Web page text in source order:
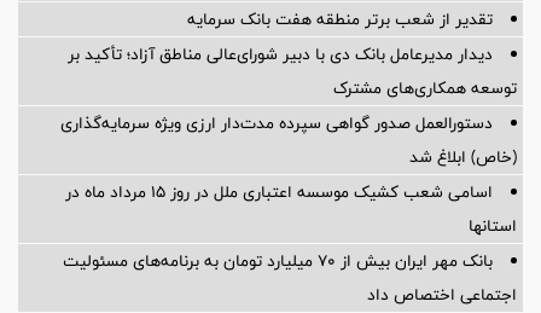
تقدیر از شعب برتر منطقه هفت بانک سرمایه
دیدار مدیرعامل بانک دی با دبیر شورای‌عالی مناطق آزاد؛ تأکید بر
توسعه همکاری‌های مشترک
دستورالعمل صدور گواهی سپرده مدت‌دار ارزی ویژه سرمایه‌گذاری
(خاص) ابلاغ شد
اسامی شعب کشیک موسسه اعتباری ملل در روز 15 مرداد ماه در
استانها
بانک مهر ایران بیش از ۷۰ میلیارد تومان به برنامه‌های مسئولیت
اجتماعی اختصاص داد